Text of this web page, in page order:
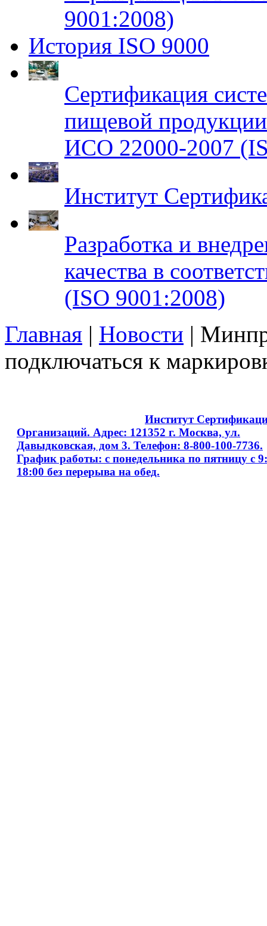
9001:2008)
История ISO 9000
Сертификация
пищевой
ИСО 22000-2007
Институт
Разработка и
качества в
(ISO 9001:2008)
Главная | Новости |
подключаться к
Институт
Организаций. Адрес: 121352 г. Москва, ул.
Давыдковская, дом 3. Телефон: 8-800-100-7736.
График работы: с понедельника по пятницу с
18:00 без перерыва на обед.